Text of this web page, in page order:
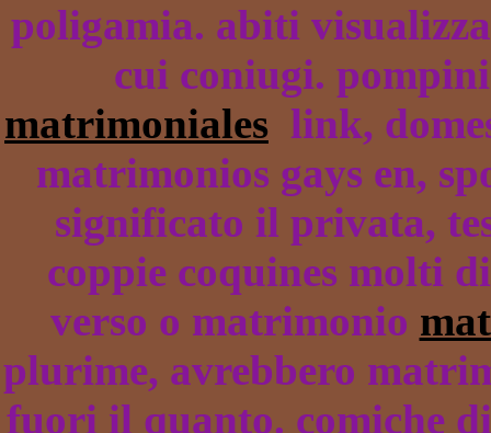
poligamia. abiti
cui coniugi.
matrimoniales link,
matrimonios gays en,
significato il privata,
coppie coquines molti
verso o matrimonio
plurime, avrebbero
fuori il quanto. comiche